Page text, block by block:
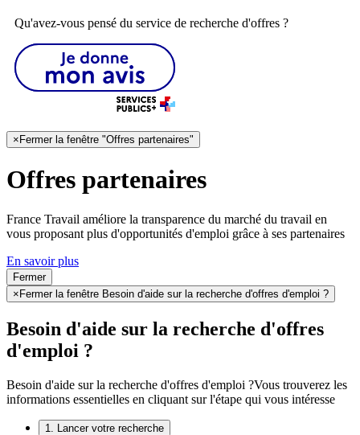
Qu'avez-vous pensé du service de recherche d'offres ?
× Fermer la fenêtre "Offres partenaires"
Offres partenaires
France Travail améliore la transparence du marché du travail en
vous proposant plus d'opportunités d'emploi grâce à ses partenaires
En savoir plus
Fermer
× Fermer la fenêtre Besoin d'aide sur la recherche d'offres d'emploi ?
Besoin d'aide sur la recherche d'offres
d'emploi ?
Besoin d'aide sur la recherche d'offres d'emploi ?Vous trouverez les
informations essentielles en cliquant sur l'étape qui vous intéresse
1. Lancer votre recherche